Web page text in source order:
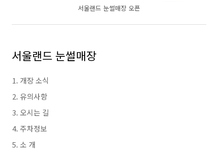
서울랜드 눈썰매장 오픈
서울랜드 눈썰매장
개장 소식
유의사항
오시는 길
주차정보
소 개